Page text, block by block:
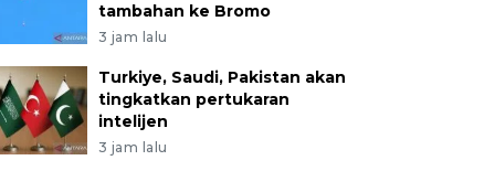
tambahan ke Bromo
3 jam lalu
Turkiye, Saudi, Pakistan akan
tingkatkan pertukaran
intelijen
3 jam lalu